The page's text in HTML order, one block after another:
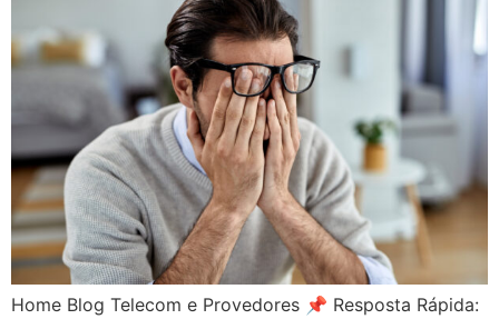
Home Blog Telecom e Provedores 📌 Resposta Rápida: